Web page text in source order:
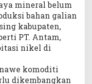
mineral belum
bahan galian
kabupaten,
PT. Antam,
nikel di
komoditi
dikembangkan